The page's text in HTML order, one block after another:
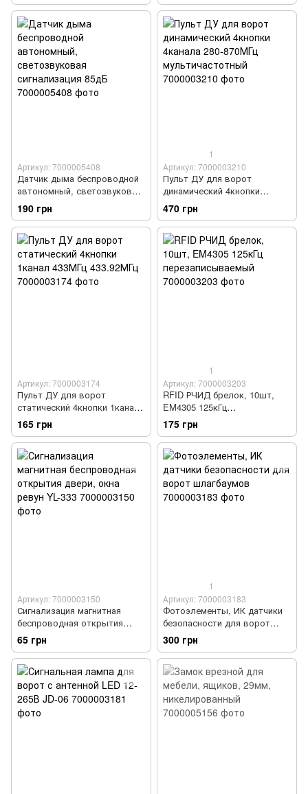
Артикул: 7000005408
Датчик дыма беспроводной
автономный, светозвуковая
сигнализация 85дБ
190 грн
1
Артикул: 7000003210
Пульт ДУ для ворот
динамический 4кнопки
4канала 280-870МГц
мультичастотный
470 грн
Артикул: 7000003174
Пульт ДУ для ворот
статический 4кнопки 1канал
433МГц 433.92МГц
165 грн
1
Артикул: 7000003203
RFID РЧИД брелок, 10шт,
EM4305 125кГц
перезаписываемый
175 грн
Артикул: 7000003150
Сигнализация магнитная
беспроводная открытия
двери, окна ревун YL-333
65 грн
1
Артикул: 7000003183
Фотоэлементы, ИК датчики
безопасности для ворот
шлагбаумов
300 грн